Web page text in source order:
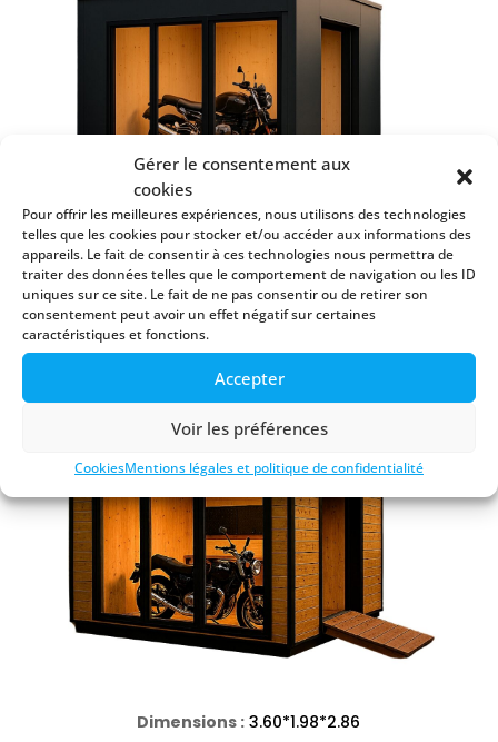
Gérer le consentement aux
cookies
Pour offrir les meilleures expériences, nous utilisons des technologies
telles que les cookies pour stocker et/ou accéder aux informations des
appareils. Le fait de consentir à ces technologies nous permettra de
traiter des données telles que le comportement de navigation ou les ID
uniques sur ce site. Le fait de ne pas consentir ou de retirer son
consentement peut avoir un effet négatif sur certaines
caractéristiques et fonctions.
Accepter
Voir les préférences
CookiesMentions légales et politique de confidentialité
Dimensions : 2.70*1.85*2.70
< 5m2 : pas de déclaration de travaux ni de
taxe à payer
BIKE BOX 7M²
Dimensions : 3.60*1.98*2.86